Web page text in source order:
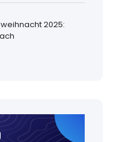
2025: